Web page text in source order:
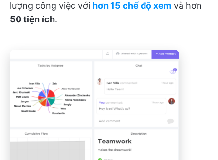
lượng công việc với hơn 15 chế độ xem và hơn
50 tiện ích.